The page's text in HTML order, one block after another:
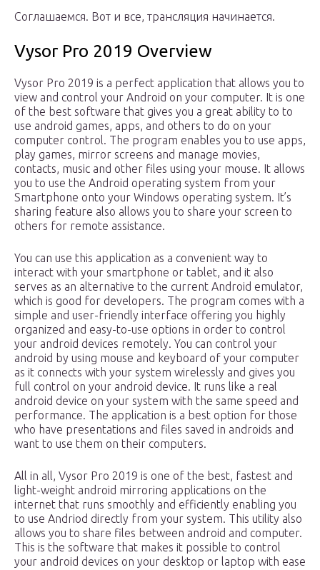
Соглашаемся. Вот и все, трансляция начинается.
Vysor Pro 2019 Overview
Vysor Pro 2019 is a perfect application that allows you to
view and control your Android on your computer. It is one
of the best software that gives you a great ability to to
use android games, apps, and others to do on your
computer control. The program enables you to use apps,
play games, mirror screens and manage movies,
contacts, music and other files using your mouse. It allows
you to use the Android operating system from your
Smartphone onto your Windows operating system. It’s
sharing feature also allows you to share your screen to
others for remote assistance.
You can use this application as a convenient way to
interact with your smartphone or tablet, and it also
serves as an alternative to the current Android emulator,
which is good for developers. The program comes with a
simple and user-friendly interface offering you highly
organized and easy-to-use options in order to control
your android devices remotely. You can control your
android by using mouse and keyboard of your computer
as it connects with your system wirelessly and gives you
full control on your android device. It runs like a real
android device on your system with the same speed and
performance. The application is a best option for those
who have presentations and files saved in androids and
want to use them on their computers.
All in all, Vysor Pro 2019 is one of the best, fastest and
light-weight android mirroring applications on the
internet that runs smoothly and efficiently enabling you
to use Andriod directly from your system. This utility also
allows you to share files between android and computer.
This is the software that makes it possible to control
your android devices on your desktop or laptop with ease